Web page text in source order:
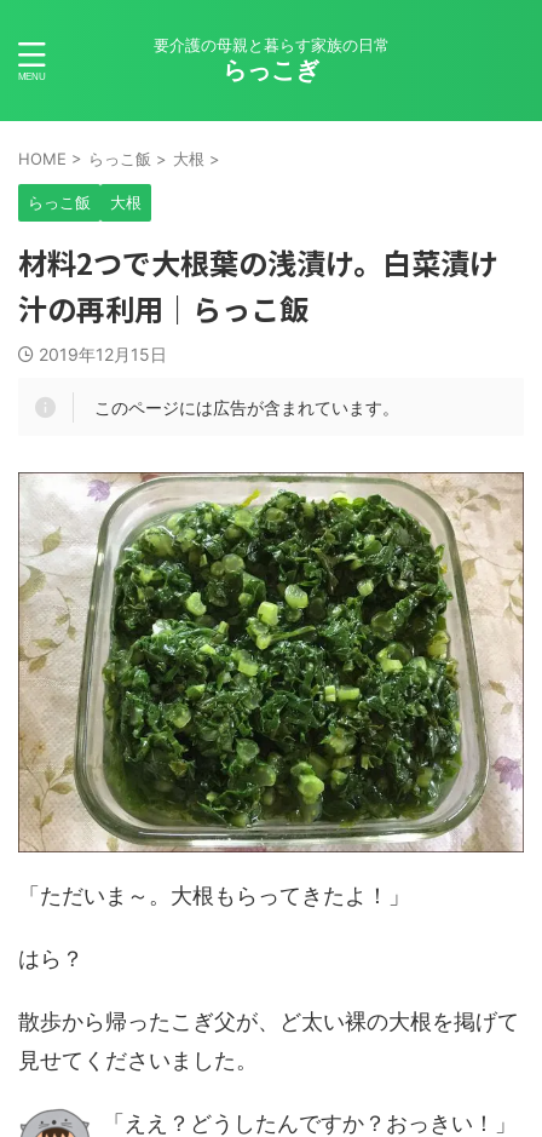
要介護の母親と暮らす家族の日常
らっこぎ
HOME > らっこ飯 > 大根 >
らっこ飯 大根
材料2つで大根葉の浅漬け。白菜漬け
汁の再利用｜らっこ飯
2019年12月15日
このページには広告が含まれています。
「ただいま～。大根もらってきたよ！」
はら？
散歩から帰ったこぎ父が、ど太い裸の大根を掲げて
見せてくださいました。
「ええ？どうしたんですか？おっきい！」